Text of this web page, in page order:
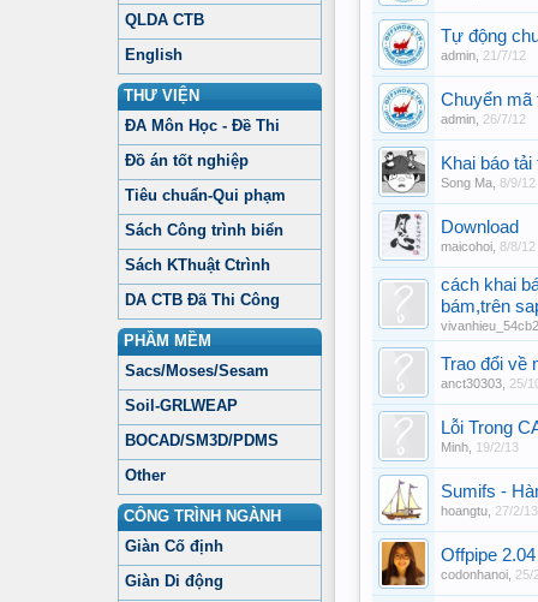
QLDA CTB
English
THƯ VIỆN
ĐA Môn Học - Đề Thi
Đồ án tốt nghiệp
Tiêu chuẩn-Qui phạm
Sách Công trình biển
Sách KThuật Ctrình
DA CTB Đã Thi Công
PHẦM MỀM
Sacs/Moses/Sesam
Soil-GRLWEAP
BOCAD/SM3D/PDMS
Other
CÔNG TRÌNH NGÀNH
Giàn Cố định
Giàn Di động
Tự động
admin 21/7/12
Chuyển mã
admin 26/7/12
Khai báo
Song Ma 8/9/12
Download
maicohoi 8/8/12
cách khai
bám,trên
vivanhieu_54cb2
Trao đổi về
anct30303 25/
Lỗi Trong
Minh 19/2/13
Sumifs -
hoangtu 27/2/13
Offpipe 2.04
codonhanoi 25/